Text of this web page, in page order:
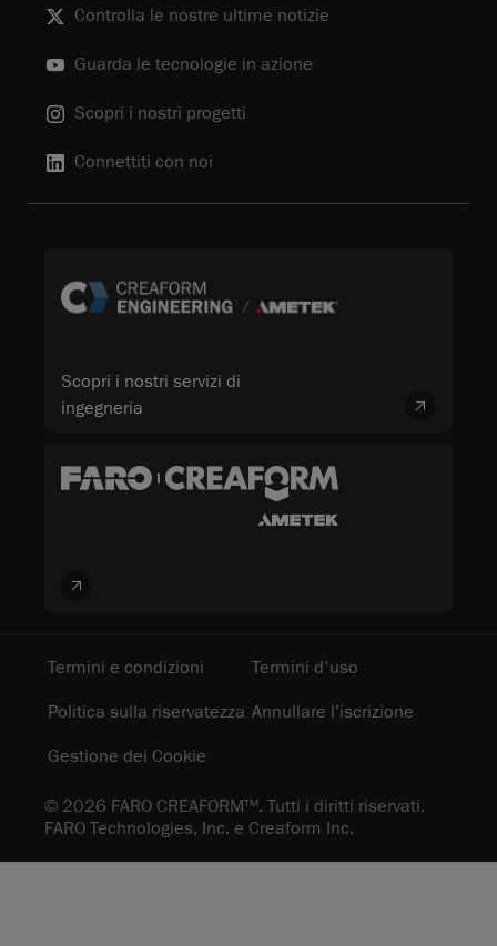
Controlla le nostre ultime notizie
Guarda le tecnologie in azione
Scopri i nostri progetti
Connettiti con noi
Scopri i nostri servizi di
ingegneria
© 2026 FARO CREAFORM™. Tutti i diritti riservati.
FARO Technologies, Inc. e Creaform Inc.
Termini e condizioni
Termini d'uso
Politica sulla riservatezza Annullare l’iscrizione
Gestione dei Cookie